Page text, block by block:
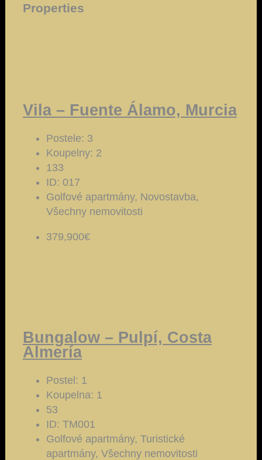
Properties
Vila – Fuente Álamo, Murcia
Postele: 3
Koupelny: 2
133
ID: 017
Golfové apartmány, Novostavba,
Všechny nemovitosti
379,900€
Bungalow – Pulpí, Costa
Almería
Postel: 1
Koupelna: 1
53
ID: TM001
Golfové apartmány, Turistické
apartmány, Všechny nemovitosti